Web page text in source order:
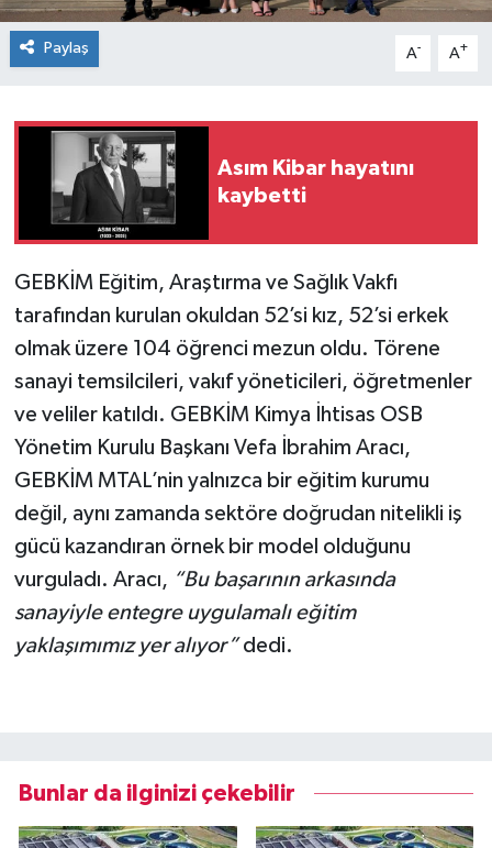
Paylaş A- A+
Asım Kibar hayatını
kaybetti
GEBKİM Eğitim, Araştırma ve Sağlık Vakfı
tarafından kurulan okuldan 52’si kız, 52’si erkek
olmak üzere 104 öğrenci mezun oldu. Törene
sanayi temsilcileri, vakıf yöneticileri, öğretmenler
ve veliler katıldı. GEBKİM Kimya İhtisas OSB
Yönetim Kurulu Başkanı Vefa İbrahim Aracı,
GEBKİM MTAL’nin yalnızca bir eğitim kurumu
değil, aynı zamanda sektöre doğrudan nitelikli iş
gücü kazandıran örnek bir model olduğunu
vurguladı. Aracı, “Bu başarının arkasında
sanayiyle entegre uygulamalı eğitim
yaklaşımımız yer alıyor” dedi.
Bunlar da ilginizi çekebilir